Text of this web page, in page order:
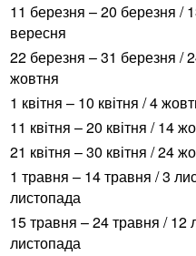
11 березня – 20 березня /
вересня
22 березня – 31 березня /
жовтня
1 квітня – 10 квітня / 4
11 квітня – 20 квітня / 14
21 квітня – 30 квітня / 24
1 травня – 14 травня / 3
листопада
15 травня – 24 травня / 12
листопада